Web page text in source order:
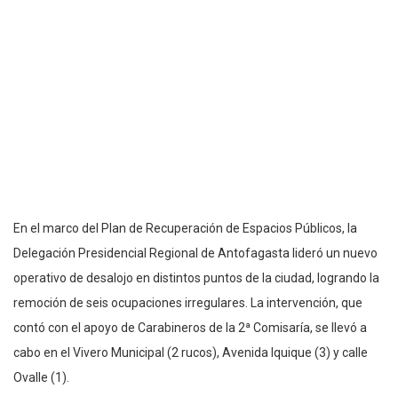
En el marco del Plan de Recuperación de Espacios Públicos, la
Delegación Presidencial Regional de Antofagasta lideró un nuevo
operativo de desalojo en distintos puntos de la ciudad, logrando la
remoción de seis ocupaciones irregulares. La intervención, que
contó con el apoyo de Carabineros de la 2ª Comisaría, se llevó a
cabo en el Vivero Municipal (2 rucos), Avenida Iquique (3) y calle
Ovalle (1).